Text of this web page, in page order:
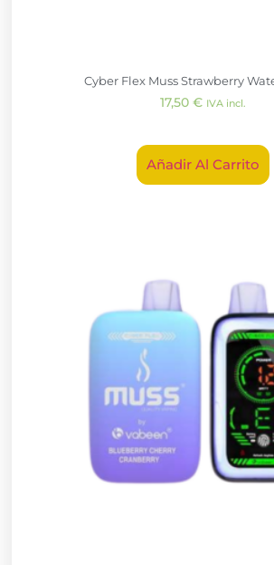
Cyber Flex Muss Strawberry
17,50 € IVA incl.
Añadir Al Carrito